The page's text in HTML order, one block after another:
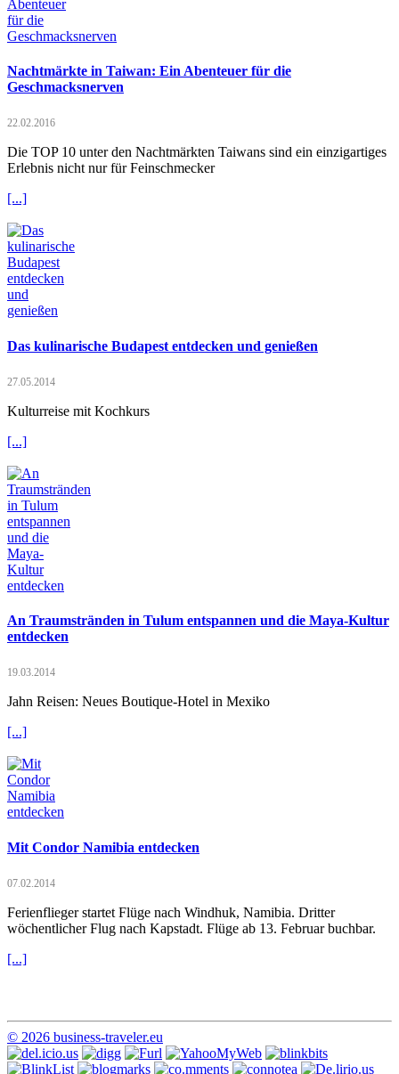
Nachtmärkte in Taiwan: Ein Abenteuer für die
Geschmacksnerven
22.02.2016
Die TOP 10 unter den Nachtmärkten Taiwans sind ein einzigartiges
Erlebnis nicht nur für Feinschmecker
[...]
Das kulinarische Budapest entdecken und genießen
27.05.2014
Kulturreise mit Kochkurs
[...]
An Traumstränden in Tulum entspannen und die Maya-Kultur
entdecken
19.03.2014
Jahn Reisen: Neues Boutique-Hotel in Mexiko
[...]
Mit Condor Namibia entdecken
07.02.2014
Ferienflieger startet Flüge nach Windhuk, Namibia. Dritter
wöchentlicher Flug nach Kapstadt. Flüge ab 13. Februar buchbar.
[...]
© 2026 business-traveler.eu